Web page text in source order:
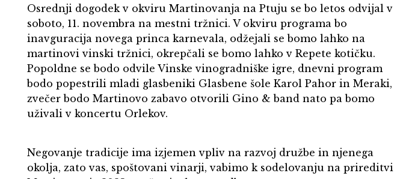
Osrednji dogodek v okviru Martinovanja na Ptuju se bo letos odvijal v
soboto, 11. novembra na mestni tržnici. V okviru programa bo
inavguracija novega princa karnevala, odžejali se bomo lahko na
martinovi vinski tržnici, okrepčali se bomo lahko v Repete kotičku.
Popoldne se bodo odvile Vinske vinogradniške igre, dnevni program
bodo popestrili mladi glasbeniki Glasbene šole Karol Pahor in Meraki,
zvečer bodo Martinovo zabavo otvorili Gino & band nato pa bomo
uživali v koncertu Orlekov.
Negovanje tradicije ima izjemen vpliv na razvoj družbe in njenega
okolja, zato vas, spoštovani vinarji, vabimo k sodelovanju na prireditvi